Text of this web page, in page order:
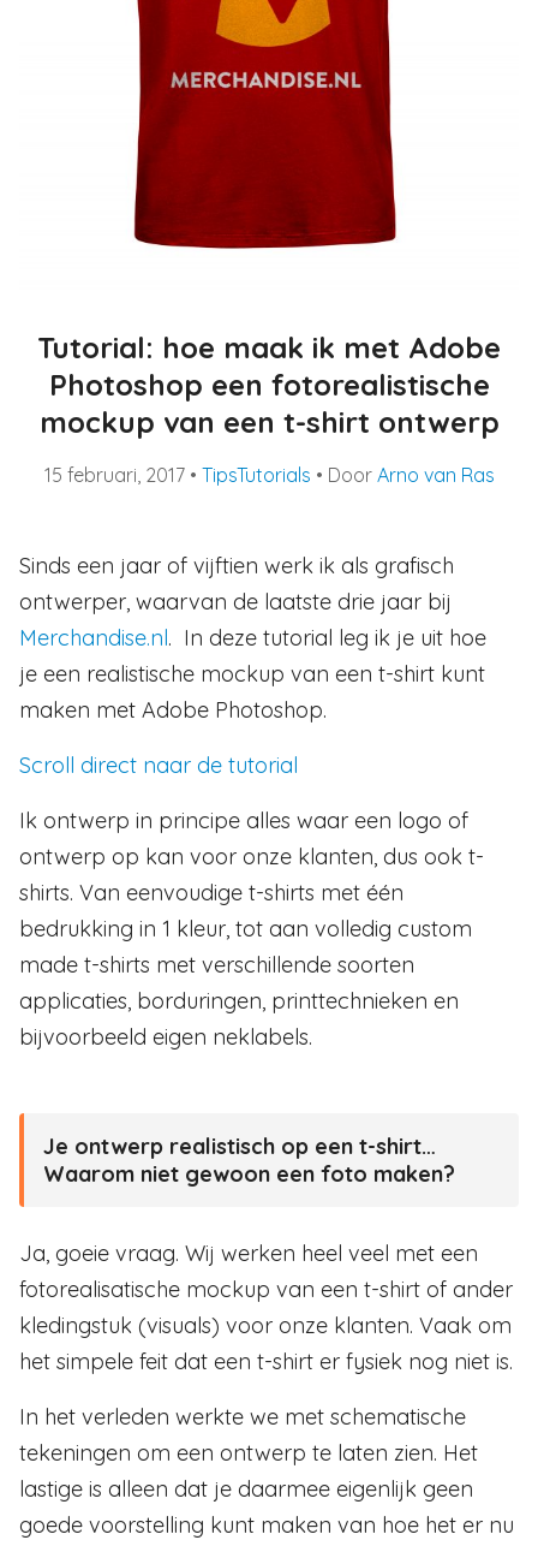
Tutorial: hoe maak ik met Adobe
Photoshop een fotorealistische
mockup van een t-shirt ontwerp
15 februari, 2017 • TipsTutorials • Door Arno van Ras
Sinds een jaar of vijftien werk ik als grafisch
ontwerper, waarvan de laatste drie jaar bij
Merchandise.nl. In deze tutorial leg ik je uit hoe
je een realistische mockup van een t-shirt kunt
maken met Adobe Photoshop.
Scroll direct naar de tutorial
Ik ontwerp in principe alles waar een logo of
ontwerp op kan voor onze klanten, dus ook t-
shirts. Van eenvoudige t-shirts met één
bedrukking in 1 kleur, tot aan volledig custom
made t-shirts met verschillende soorten
applicaties, borduringen, printtechnieken en
bijvoorbeeld eigen neklabels.
Je ontwerp realistisch op een t-shirt…
Waarom niet gewoon een foto maken?
Ja, goeie vraag. Wij werken heel veel met een
fotorealisatische mockup van een t-shirt of ander
kledingstuk (visuals) voor onze klanten. Vaak om
het simpele feit dat een t-shirt er fysiek nog niet is.
In het verleden werkte we met schematische
tekeningen om een ontwerp te laten zien. Het
lastige is alleen dat je daarmee eigenlijk geen
goede voorstelling kunt maken van hoe het er nu